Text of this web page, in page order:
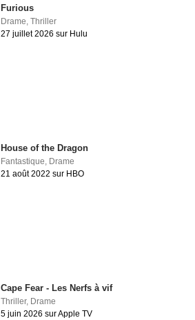
Furious
Drame ,Thriller
27 juillet 2026 sur Hulu
House of the Dragon
Fantastique, Drame
21 août 2022 sur HBO
Cape Fear - Les Nerfs à vif
Thriller, Drame
5 juin 2026 sur Apple TV